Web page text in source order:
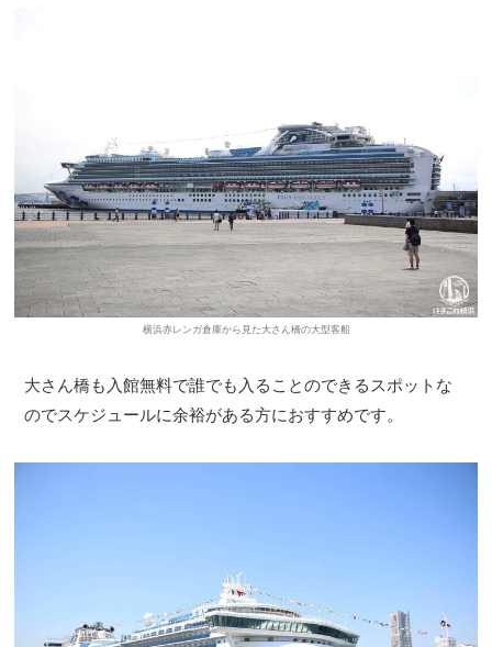
横浜赤レンガ倉庫から見た大さん橋の大型客船
大さん橋も入館無料で誰でも入ることのできるスポットな
のでスケジュールに余裕がある方におすすめです。